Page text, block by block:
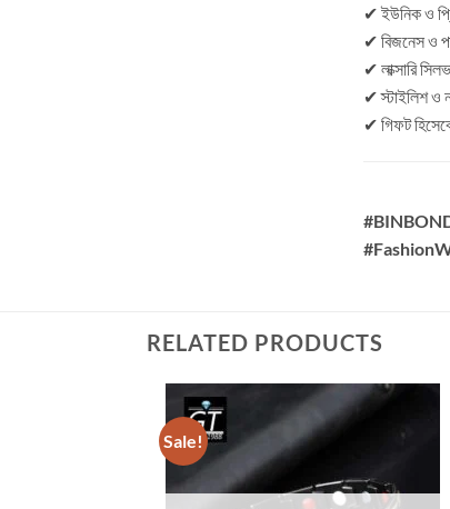
✔ ইউনিক ও
✔ বিজনেস ও
✔ লাক্সারি
✔ স্টাইলিশ ও
✔ গিফট
RELATED PRODUCTS
Sale!